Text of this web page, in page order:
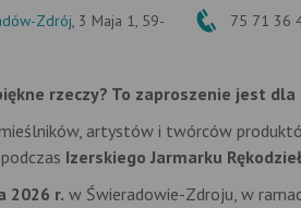
Zdrój, 3 Maja 1, 59-
75 71 36
rzeczy? To zaproszenie jest dla
artystów i twórców
Izerskiego Jarmarku
2026 r. w Świeradowie-Zdroju, w